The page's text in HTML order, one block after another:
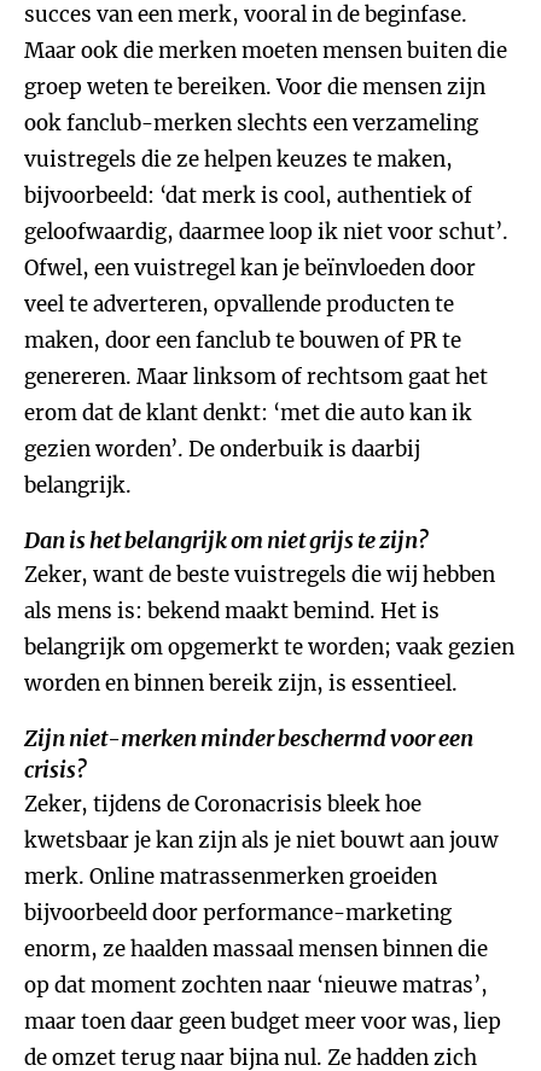
succes van een merk, vooral in de beginfase.
Maar ook die merken moeten mensen buiten die
groep weten te bereiken. Voor die mensen zijn
ook fanclub-merken slechts een verzameling
vuistregels die ze helpen keuzes te maken,
bijvoorbeeld: ‘dat merk is cool, authentiek of
geloofwaardig, daarmee loop ik niet voor schut’.
Ofwel, een vuistregel kan je beïnvloeden door
veel te adverteren, opvallende producten te
maken, door een fanclub te bouwen of PR te
genereren. Maar linksom of rechtsom gaat het
erom dat de klant denkt: ‘met die auto kan ik
gezien worden’. De onderbuik is daarbij
belangrijk.
Dan is het belangrijk om niet grijs te zijn?
Zeker, want de beste vuistregels die wij hebben
als mens is: bekend maakt bemind. Het is
belangrijk om opgemerkt te worden; vaak gezien
worden en binnen bereik zijn, is essentieel.
Zijn niet-merken minder beschermd voor een
crisis?
Zeker, tijdens de Coronacrisis bleek hoe
kwetsbaar je kan zijn als je niet bouwt aan jouw
merk. Online matrassenmerken groeiden
bijvoorbeeld door performance-marketing
enorm, ze haalden massaal mensen binnen die
op dat moment zochten naar ‘nieuwe matras’,
maar toen daar geen budget meer voor was, liep
de omzet terug naar bijna nul. Ze hadden zich